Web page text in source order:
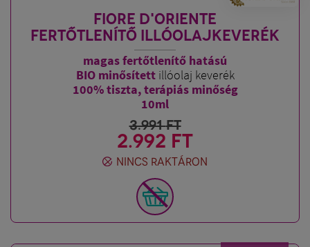
FIORE D'ORIENTE
FERTŐTLENÍTŐ ILLÓOLAJKEVERÉK
magas fertőtlenítő hatású
BIO minősített illóolaj keverék
100% tiszta, terápiás minőség
10ml
3.991FT
2.992 FT
NINCS RAKTÁRON